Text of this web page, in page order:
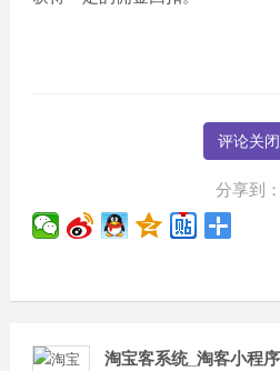
评论关闭
分享到：
淘宝客系统_淘客小程